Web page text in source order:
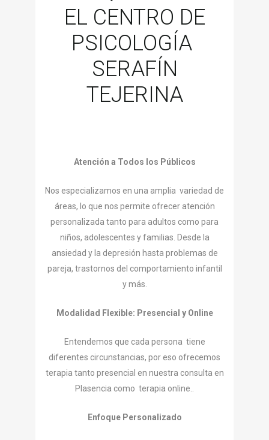
EL CENTRO DE
PSICOLOGÍA
SERAFÍN
TEJERINA
Atención a Todos los Públicos
Nos especializamos en una amplia variedad de
áreas, lo que nos permite ofrecer atención
personalizada tanto para adultos como para
niños, adolescentes y familias. Desde la
ansiedad y la depresión hasta problemas de
pareja, trastornos del comportamiento infantil
y más.
Modalidad Flexible: Presencial y Online
Entendemos que cada persona tiene
diferentes circunstancias, por eso ofrecemos
terapia tanto presencial en nuestra consulta en
Plasencia como terapia online..
Enfoque Personalizado